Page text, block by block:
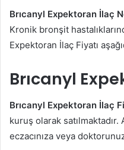
Brıcanyl Expektoran İlaç
Kronik bronşit
Expektoran İlaç Fiyatı
Brıcanyl
Brıcanyl Expektoran İlaç
kuruş olarak satılmaktadır.
eczacınıza veya